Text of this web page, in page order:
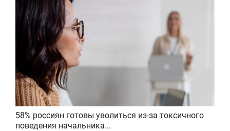
58% россиян готовы уволиться из-за токсичного
поведения начальника...